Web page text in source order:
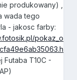
produkowany) ,
wada tego
- jakosc farby:
pokaz_o
Futaba T10C -